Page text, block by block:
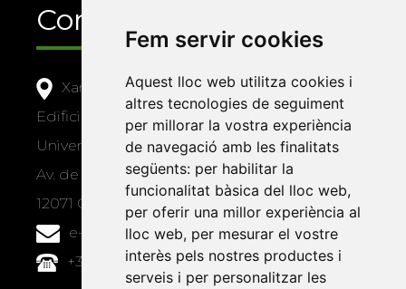
Fem servir cookies
Aquest lloc web utilitza cookies i
altres tecnologies de seguiment
per millorar la vostra experiència
de navegació amb les finalitats
següents: per habilitar la
funcionalitat bàsica del lloc web,
per oferir una millor experiència al
lloc web, per mesurar el vostre
interès pels nostres productes i
serveis i per personalitzar les
Contacte
Xarxa Vives d'Universitats
Edifici Àgora
Universitat Jaume I, local 10
Av. de Vicent Sos Baynat, s/n
12071 Castelló de la Plana
e-buc@vives.org
+34 964 72 89 93